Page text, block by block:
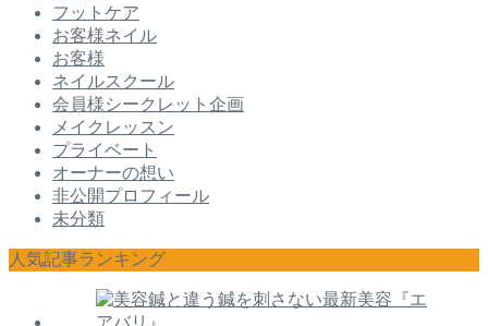
フットケア
お客様ネイル
お客様
ネイルスクール
会員様シークレット企画
メイクレッスン
プライベート
オーナーの想い
非公開プロフィール
未分類
人気記事ランキング